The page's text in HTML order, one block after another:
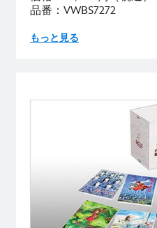
品番：VWBS7272
もっと見る